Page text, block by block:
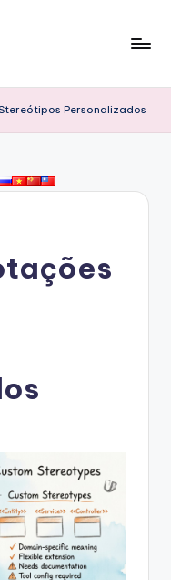
Personalizados